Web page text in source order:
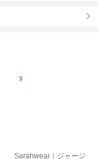
Sarahwear｜ジャージ